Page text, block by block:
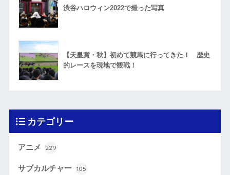
渋谷ハロウィン2022で撮った写真
【天皇賞・秋】初めて競馬に行ってきた！ 歴史
的レースを現地で観戦！
カテゴリー
アニメ 229
サブカルチャー 105